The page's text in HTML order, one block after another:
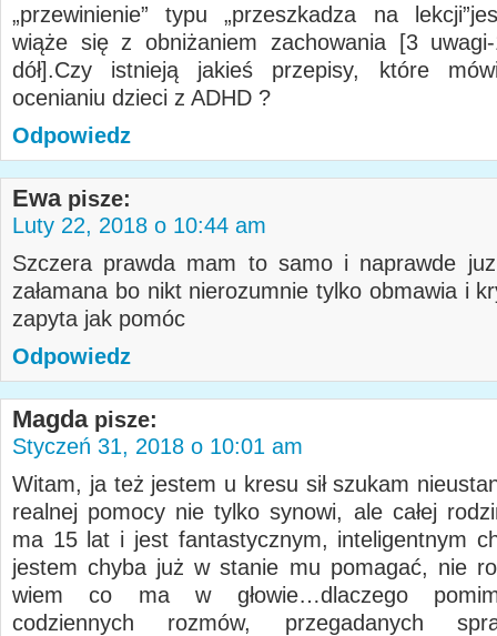
„przewinienie” typu „przeszkadza na
wiąże się z obniżaniem zachowania [3
dół].Czy istnieją jakieś przepisy, które
ocenianiu dzieci z ADHD ?
Odpowiedz
Ewa pisze:
Luty 22, 2018 o 10:44 am
Szczera prawda mam to samo i naprawde
załamana bo nikt nierozumnie tylko obmawia i
zapyta jak pomóc
Odpowiedz
Magda pisze:
Styczeń 31, 2018 o 10:01 am
Witam, ja też jestem u kresu sił szukam
realnej pomocy nie tylko synowi, ale całej
ma 15 lat i jest fantastycznym, inteligentnym
jestem chyba już w stanie mu pomagać, nie
wiem co ma w głowie…dlaczego
codziennych rozmów, przegadanych